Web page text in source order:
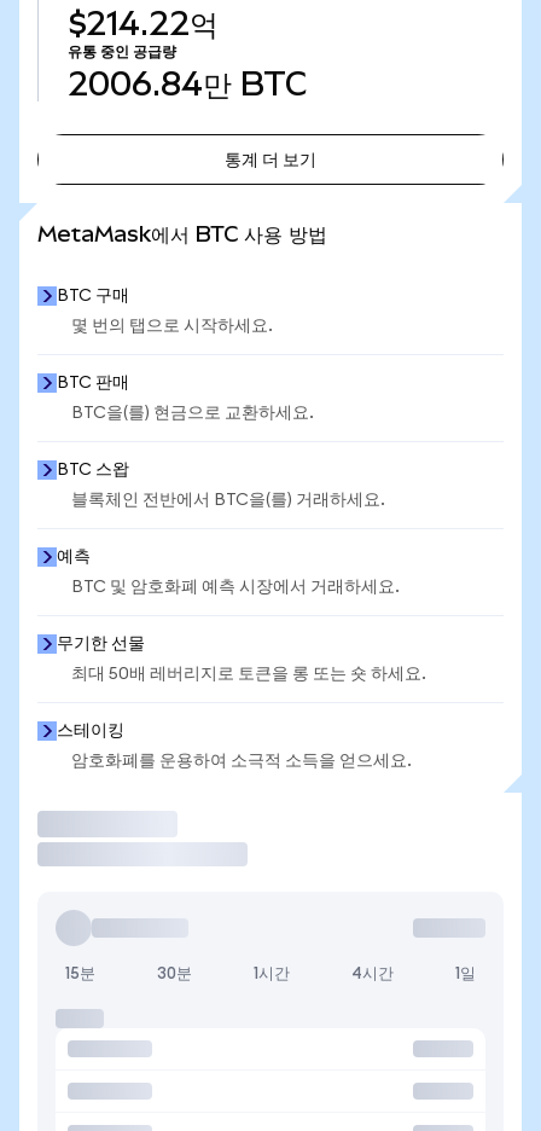
$214.22억
유통 중인 공급량
2006.84만 BTC
통계 더 보기
MetaMask에서 BTC 사용 방법
BTC 구매
몇 번의 탭으로 시작하세요.
BTC 판매
BTC을(를) 현금으로 교환하세요.
BTC 스왑
블록체인 전반에서 BTC을(를) 거래하세요.
예측
BTC 및 암호화폐 예측 시장에서 거래하세요.
무기한 선물
최대 50배 레버리지로 토큰을 롱 또는 숏 하세요.
스테이킹
암호화폐를 운용하여 소극적 소득을 얻으세요.
15분 30분 1시간 4시간 1일